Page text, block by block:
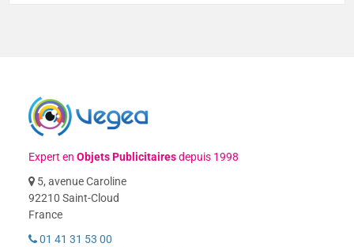
Expert enObjets Publicitairesdepuis 1998
5, avenue Caroline
92210 Saint-Cloud
France
01 41 31 53 00